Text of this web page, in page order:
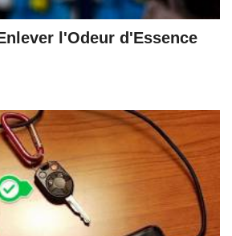
l'Odeur d'Essence